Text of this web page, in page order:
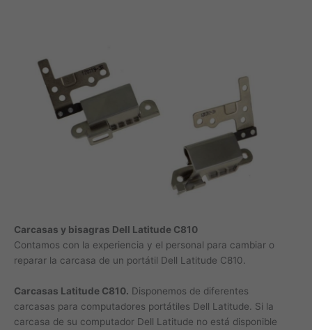
Carcasas y bisagras Dell Latitude C810
Contamos con la experiencia y el personal para cambiar o
reparar la carcasa de un portátil Dell Latitude C810.
Carcasas Latitude C810. Disponemos de diferentes
carcasas para computadores portátiles Dell Latitude. Si la
carcasa de su computador Dell Latitude no está disponible